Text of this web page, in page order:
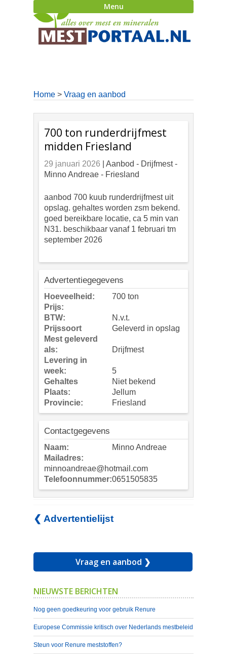
Menu
Home > Vraag en aanbod
700 ton runderdrijfmest
midden Friesland
29 januari 2026 | Aanbod - Drijfmest -
Minno Andreae - Friesland
aanbod 700 kuub runderdrijfmest uit
opslag. gehaltes worden zsm bekend.
goed bereikbare locatie, ca 5 min van
N31. beschikbaar vanaf 1 februari tm
september 2026
Advertentiegegevens
Hoeveelheid:
700 ton
Prijs:
BTW:
N.v.t.
Prijssoort
Geleverd in opslag
Mest geleverd
als:
Drijfmest
Levering in
week:
5
Gehaltes
Niet bekend
Plaats:
Jellum
Provincie:
Friesland
Contactgegevens
Naam:
Minno Andreae
Mailadres:
minnoandreae@hotmail.com
Telefoonnummer:0651505835
❮ Advertentielijst
Vraag en aanbod ❯
NIEUWSTE BERICHTEN
Nog geen goedkeuring voor gebruik Renure
Europese Commissie kritisch over Nederlands mestbeleid
Steun voor Renure meststoffen?